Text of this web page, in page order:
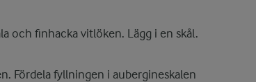
och finhacka vitlöken. Lägg i en skål.
Fördela fyllningen i aubergineskalen